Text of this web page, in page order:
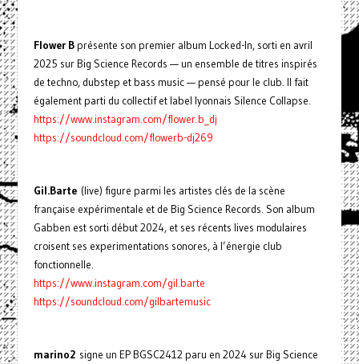
Flower Bprésente son premier album Locked-In, sorti en avril
2025 sur Big Science Records — un ensemble de titres inspirés
de techno, dubstep et bass music — pensé pour le club. Il fait
également parti du collectif et label lyonnais Silence Collapse.
https://www.instagram.com/flower.b_dj
https://soundcloud.com/flowerb-dj269
Gil.Barte(live) figure parmi les artistes clés de la scène
française expérimentale et de Big Science Records. Son album
Gabben est sorti début 2024, et ses récents lives modulaires
croisent ses experimentations sonores, à l’énergie club
fonctionnelle.
https://www.instagram.com/gil.barte
https://soundcloud.com/gilbartemusic
marino2signe un EP BGSC2412 paru en 2024 sur Big Science